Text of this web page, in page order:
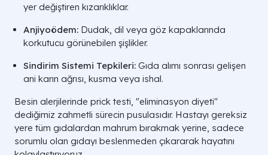
yer değiştiren kızarıklıklar.
Anjiyoödem: Dudak, dil veya göz kapaklarında
korkutucu görünebilen şişlikler.
Sindirim Sistemi Tepkileri: Gıda alımı sonrası gelişen
ani karın ağrısı, kusma veya ishal.
Besin alerjilerinde prick testi, "eliminasyon diyeti"
dediğimiz zahmetli sürecin pusulasıdır. Hastayı gereksiz
yere tüm gıdalardan mahrum bırakmak yerine, sadece
sorumlu olan gıdayı beslenmeden çıkararak hayatını